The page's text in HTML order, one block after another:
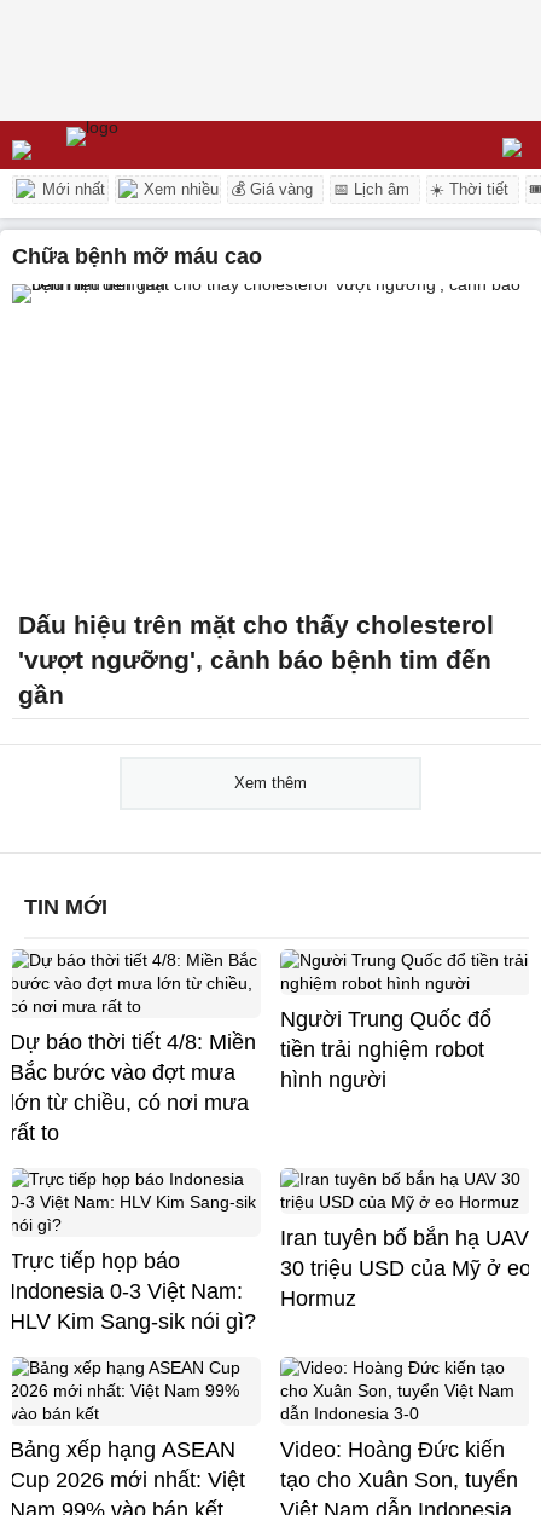
Mới nhất Xem nhiều 💰 Giá vàng 📅 Lịch âm ☀️ Thời tiết
chữa bệnh mỡ máu cao
Dấu hiệu trên mặt cho thấy cholesterol
'vượt ngưỡng', cảnh báo bệnh tim đến
gần
Xem thêm
TIN MỚI
Dự báo thời tiết 4/8: Miền
Bắc bước vào đợt mưa
lớn từ chiều, có nơi mưa
rất to
Người Trung Quốc đổ
tiền trải nghiệm robot
hình người
Trực tiếp họp báo
Indonesia 0-3 Việt Nam:
HLV Kim Sang-sik nói gì?
Iran tuyên bố bắn hạ UAV
30 triệu USD của Mỹ ở eo
Hormuz
Bảng xếp hạng ASEAN
Cup 2026 mới nhất: Việt
Nam 99% vào bán kết
Video: Hoàng Đức kiến
tạo cho Xuân Son, tuyển
Việt Nam dẫn Indonesia